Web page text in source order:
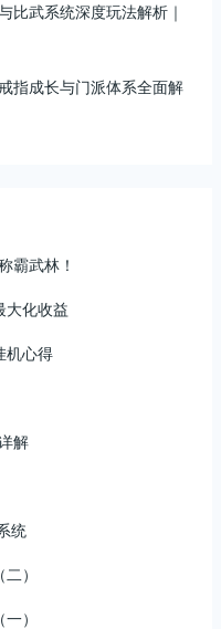
比武系统深度玩法解析｜
指成长与门派体系全面解
霸武林！
大化收益
机心得
解
统
）
）